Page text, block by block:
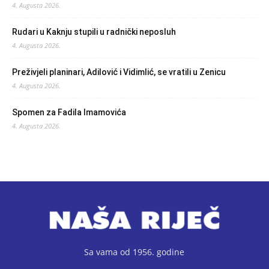
4. Augusta 2026.
Rudari u Kaknju stupili u radnički neposluh
4. Augusta 2026.
Preživjeli planinari, Adilović i Vidimlić, se vratili u Zenicu
4. Augusta 2026.
Spomen za Fadila Imamovića
4. Augusta 2026.
Sa vama od 1956. godine